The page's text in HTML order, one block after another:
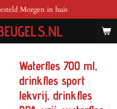
Morgen in huis
Waterfles 700 ml,
drinkfles sport
lekvrij, drinkfles